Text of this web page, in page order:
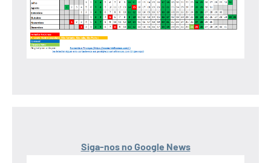
Siga-nos no Google News